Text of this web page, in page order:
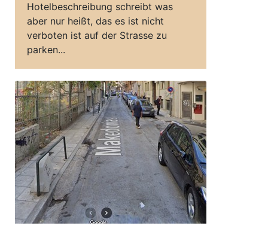
Hotelbeschreibung schreibt was
aber nur heißt, das es ist nicht
verboten ist auf der Strasse zu
parken...